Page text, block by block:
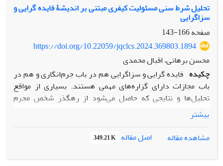
تحلیل شرط سنی مسئولیت کیفری مبتنی بر اندیشۀ فایده گرایی و
سزاگرایی
صفحه166-143
https://doi.org/10.22059/jqclcs.2024.369803.1894
محسن برهانی، اقبال محمدی
چکیده فایده گرایی و سزاگرایی هم در باب جرم‌انگاری و هم در
باب مجازات دارای گزاره‌های مهمی هستند. بسیاری از مواقع
تحلیل‌ها و نتایجی که حاصل می‌شود از رهگذر شخص مجرم
می‌گذرد. بررسی مسئولیت کیفری در سیستم فلسفی این نظریات
دارای اهمیت ویژه‌ای است. مسئولیت کیفری دارای مؤلفه‌هایی
است که هم تعداد آن‌ها و هم مفهوم آن‌ها در خصوص جرایم
مختلف متفات است. یکی از مؤلفه‌های مسئولیت کیفری، شرط سنی
است. فایده‌گرایی با استفاده از ارعاب و اصلاح و ناتوان‌سازی مجرم
بیشتر
مشاهده مقاله
اصل مقاله 349.21 K